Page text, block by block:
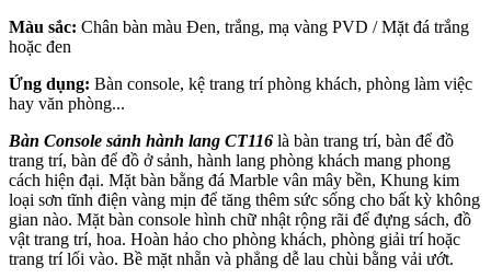
Màu sắc: Chân bàn màu Đen, trắng, mạ vàng PVD / Mặt đá trắng
hoặc đen
Ứng dụng: Bàn console, kệ trang trí phòng khách, phòng làm việc
hay văn phòng...
Bàn Console sảnh hành lang CT116 là bàn trang trí, bàn để đồ
trang trí, bàn để đồ ở sảnh, hành lang phòng khách mang phong
cách hiện đại. Mặt bàn bằng đá Marble vân mây bền, Khung kim
loại sơn tĩnh điện vàng mịn để tăng thêm sức sống cho bất kỳ không
gian nào. Mặt bàn console hình chữ nhật rộng rãi để đựng sách, đồ
vật trang trí, hoa. Hoàn hảo cho phòng khách, phòng giải trí hoặc
trang trí lối vào. Bề mặt nhẵn và phẳng dễ lau chùi bằng vải ướt.